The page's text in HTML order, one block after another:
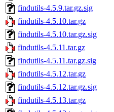
findutils-4.5.9.tar.gz.sig
findutils-4.5.10.tar.gz
findutils-4.5.10.tar.gz.sig
findutils-4.5.11.tar.gz
findutils-4.5.11.tar.gz.sig
findutils-4.5.12.tar.gz
findutils-4.5.12.tar.gz.sig
findutils-4.5.13.tar.gz